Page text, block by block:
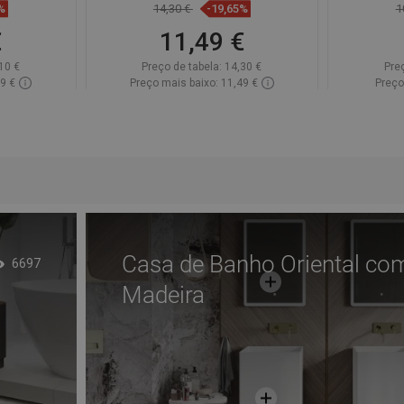
€
€
14,30 € -19,65%
11,49 €
Preço de tabela: 14,30 €
Preço mais baixo: 11,49 €
6697
Casa de Banho Oriental
Madeira